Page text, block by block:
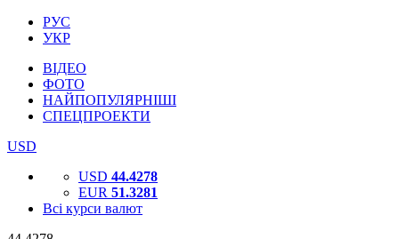
РУС
УКР
ВІДЕО
ФОТО
НАЙПОПУЛЯРНІШІ
СПЕЦПРОЕКТИ
USD
USD 44.4278
EUR 51.3281
Всі курси валют